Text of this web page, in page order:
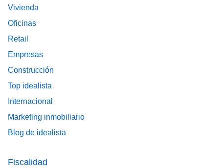
Vivienda
Oficinas
Retail
Empresas
Construcción
Top idealista
Internacional
Marketing inmobiliario
Blog de idealista
Fiscalidad